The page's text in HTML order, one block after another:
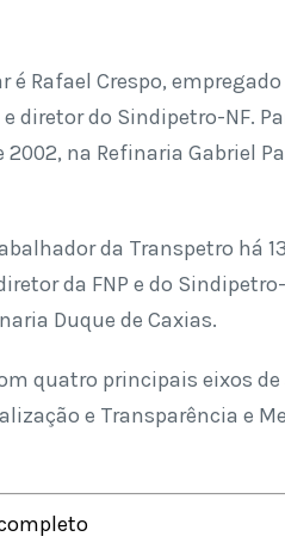
é Rafael Crespo, empregado
e diretor do Sindipetro-NF.
2002, na Refinaria Gabriel
da Transpetro há
da FNP e do
Duque de Caxias.
quatro principais eixos
e Transparência e